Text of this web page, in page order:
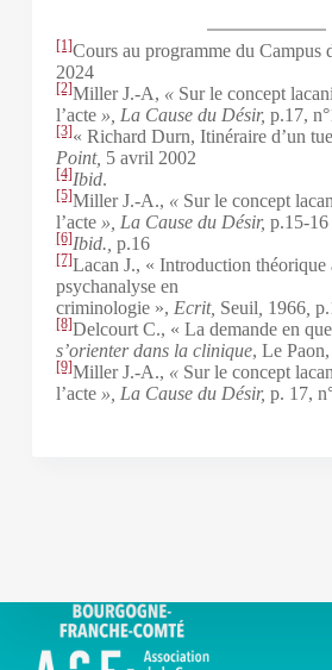
[1]Cours au programme du Campus
2024
[2]Miller J.-A, « Sur le concept
l’acte », La Cause du Désir, p.17,
[3]« Richard Durn, Itinéraire d’un
Point, 5 avril 2002
[4]Ibid.
[5]Miller J.-A., « Sur le concept
l’acte », La Cause du Désir, p.15-16
[6]Ibid., p.16
[7]Lacan J., « Introduction théorique
psychanalyse en
criminologie », Ecrit, Seuil 1966,
[8]Delcourt C., « La demande en
s’orienter dans la clinique, Le
[9]Miller J.-A., « Sur le concept
l’acte », La Cause du Désir, p. 17,